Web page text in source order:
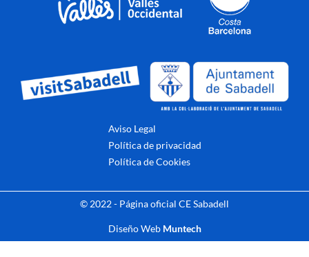
Aviso Legal
Política de privacidad
Política de Cookies
© 2022 - Página oficial CE Sabadell
Diseño Web Muntech